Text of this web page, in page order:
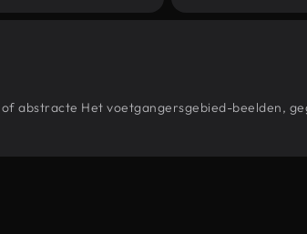
abstracte Het voetgangersgebied-beelden,